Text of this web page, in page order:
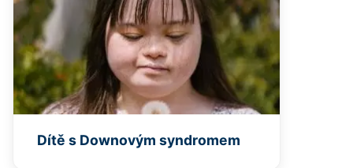
Dítě s Downovým syndromem